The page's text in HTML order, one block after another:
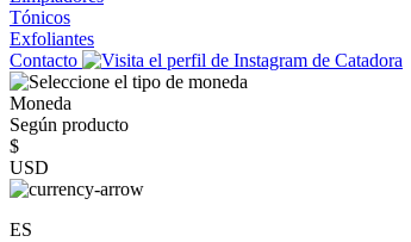
Tónicos
Exfoliantes
Contacto
Moneda
Según producto
$
USD
ES